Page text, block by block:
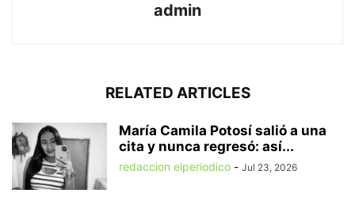
admin
RELATED ARTICLES
María Camila Potosí salió a una
cita y nunca regresó: así...
redaccion elperiodico - Jul 23, 2026